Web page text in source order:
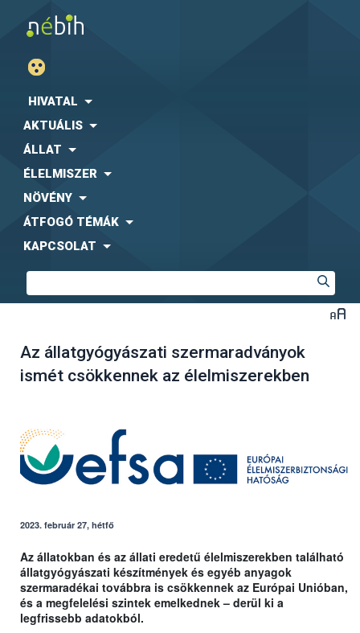
HIVATAL
AKTUÁLIS
ÁLLAT
ÉLELMISZER
NÖVÉNY
ÁTFOGÓ TÉMÁK
KAPCSOLAT
Az állatgyógyászati szermaradványok
ismét csökkennek az élelmiszerekben
2023. február 27, hétfő
Az állatokban és az állati eredetű élelmiszerekben található
állatgyógyászati készítmények és egyéb anyagok
szermaradékai továbbra is csökkennek az Európai Unióban,
és a megfelelési szintek emelkednek – derül ki a
legfrissebb adatokból.